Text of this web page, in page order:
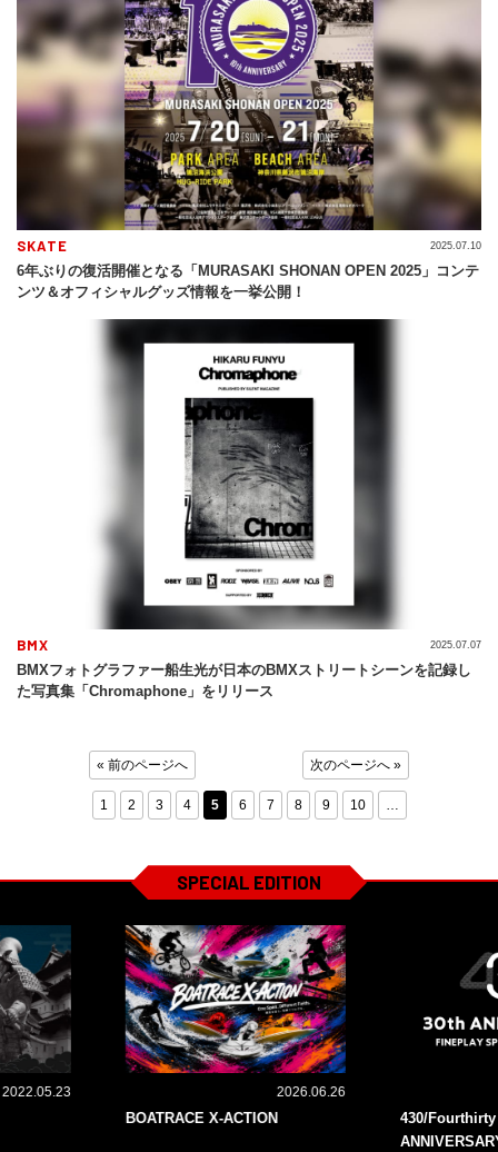
SKATE
6年ぶりの復活開催となる「MURASAKI SHONAN OPEN 2025」コンテ
ンツ＆オフィシャルグッズ情報を一挙公開！
2025.07.10
BMX
BMXフォトグラファー船生光が日本のBMXストリートシーンを記録し
た写真集「Chromaphone」をリリース
2025.07.07
« 前のページへ
1 2 3 4 5 6 7 8 9 10
次のページへ »
SPECIAL EDITION
2022.05.23 2026.06.26
BOATRACE X-ACTION
430/